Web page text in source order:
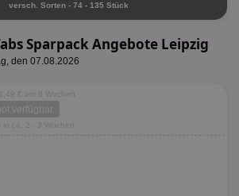
versch. Sorten - 74 - 135 Stück
Sparpack Angebote Leipzig
den 07.08.2026
€ vor 8 Wochen
verfügbar
in ca. 2 - 3 Wochen